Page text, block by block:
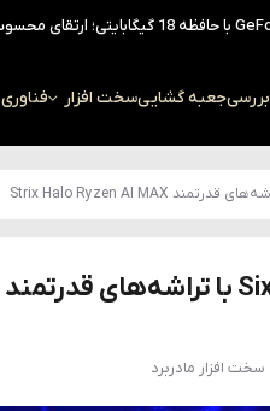
بررسیجعبه گشاییسخت افزار فناوری
سخت افزار مادربرد